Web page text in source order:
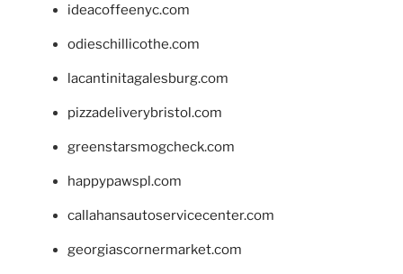
ideacoffeenyc.com
odieschillicothe.com
lacantinitagalesburg.com
pizzadeliverybristol.com
greenstarsmogcheck.com
happypawspl.com
callahansautoservicecenter.com
georgiascornermarket.com